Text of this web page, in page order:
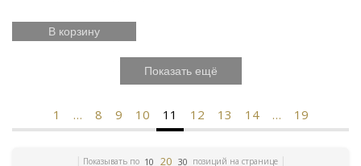
В корзину
Показать ещё
1 … 8 9 10 11 12 13 14 … 19
Показывать по 10 20 30 позиций на странице